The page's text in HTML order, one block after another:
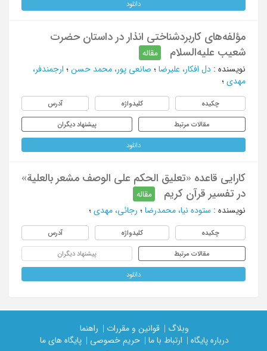
دانلود
مؤلفه‌های کاربردشناختی انذار در داستان حضرت
شعیب علیه‌السلام
مقاله
نویسنده : دل افکار، علیرضا ؛ صانعی پور، محمد حسن ؛ ارجمندفر،
مهدی ؛
چکیده کلیدواژه آدرس
مقالات مرتبط پیشنهاد دیگران
دانلود
کارایی قاعده «تعلیق الحکم علی الوصف مشعر بالعلیة»
در تفسیر قرآن کریم
مقاله
نویسنده : ستوده نیا، محمدرضا ؛ رجائی، مهدی ؛
چکیده کلیدواژه آدرس
مقالات مرتبط پیشنهاد دیگران
دانلود
وبلاگ | قوانین و مقررات |
راهنما
درباره پایگاه |
ارتباط با ما | حریم خصوصی |
پایگاه های ما